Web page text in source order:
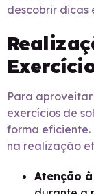
descobrir dicas
Para
exercícios de
forma
na realização
Atenção